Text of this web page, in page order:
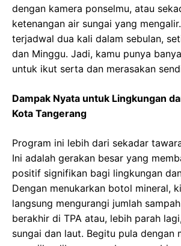
dengan kamera ponselmu, atau
ketenangan air sungai yang
terjadwal dua kali dalam sebulan,
dan Minggu. Jadi, kamu punya
untuk ikut serta dan merasakan
Dampak Nyata untuk Lingkungan
Kota Tangerang
Program ini lebih dari sekadar
Ini adalah gerakan besar yang
positif signifikan bagi lingkungan
Dengan menukarkan botol mineral,
langsung mengurangi jumlah
berakhir di TPA atau, lebih parah
sungai dan laut. Begitu pula dengan